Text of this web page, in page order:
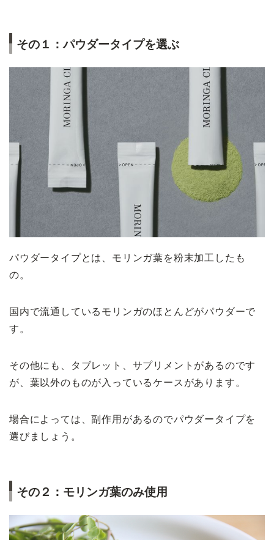
その１：パウダータイプを選ぶ
パウダータイプとは、モリンガ葉を粉末加工したも
の。
国内で流通しているモリンガのほとんどがパウダーで
す。
その他にも、タブレット、サプリメントがあるのです
が、葉以外のものが入っているケースがあります。
場合によっては、副作用があるのでパウダータイプを
選びましょう。
その２：モリンガ葉のみ使用